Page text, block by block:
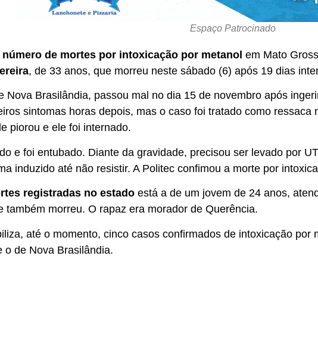
Espaço Patrocinado
número de mortes por intoxicação por metanol em Mato
, de 33 anos, que morreu neste sábado (6) após 19 dias
Nova Brasilândia, passou mal no dia 15 de novembro após
sintomas horas depois, mas o caso foi tratado como ressaca
piorou e ele foi internado.
e foi entubado. Diante da gravidade, precisou ser levado por
induzido até não resistir. A Politec confimou a morte por
registradas no estado está a de um jovem de 24 anos,
também morreu. O rapaz era morador de Querência.
até o momento, cinco casos confirmados de intoxicação por
o de Nova Brasilândia.